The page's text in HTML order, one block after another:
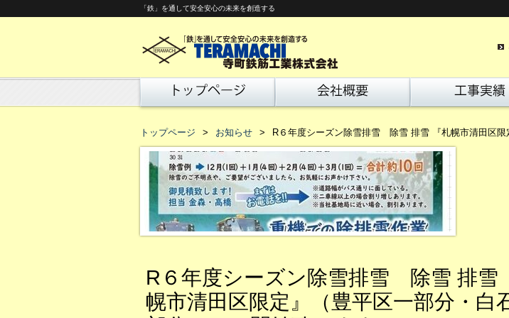
「鉄」を通して安全安心の未来を創造する
トップページ お知らせ R６年度シーズン除雪排雪 除雪 排雪 『札幌市清田区
R６年度シーズン除雪排雪 除雪 排雪
幌市清田区限定』（豊平区一部分・白